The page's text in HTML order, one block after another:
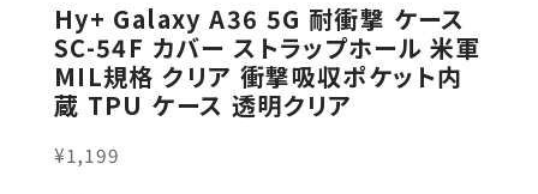
Hy+ Galaxy A36 5G 耐衝撃 ケース
SC-54F カバー ストラップホール 米軍
MIL規格 クリア 衝撃吸収ポケット内
蔵 TPU ケース 透明クリア
¥1,199